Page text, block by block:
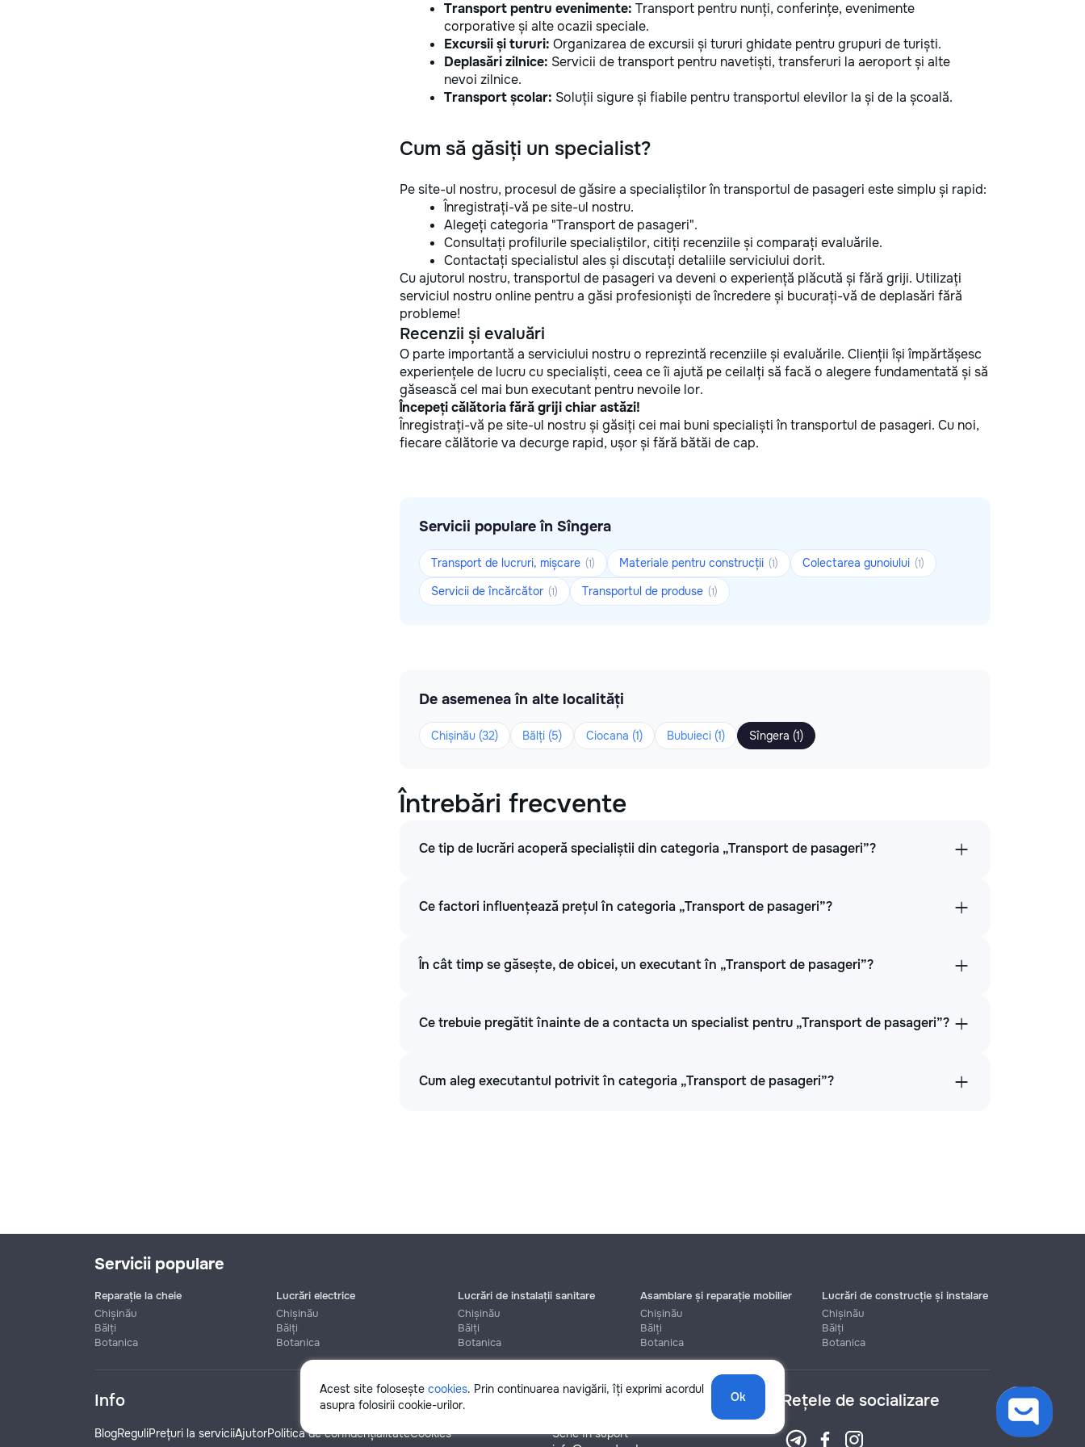
Transport pentru evenimente: Transport pentru nunți, conferințe, evenimente
corporative și alte ocazii speciale.
Excursii și tururi: Organizarea de excursii și tururi ghidate pentru grupuri de turiști.
Deplasări zilnice: Servicii de transport pentru navetiști, transferuri la aeroport și alte
nevoi zilnice.
Transport școlar: Soluții sigure și fiabile pentru transportul elevilor la și de la școală.
Cum să găsiți un specialist?
Pe site-ul nostru, procesul de găsire a specialiștilor în transportul de pasageri este simplu și rapid:
Înregistrați-vă pe site-ul nostru.
Alegeți categoria "Transport de pasageri".
Consultați profilurile specialiștilor, citiți recenziile și comparați evaluările.
Contactați specialistul ales și discutați detaliile serviciului dorit.
Cu ajutorul nostru, transportul de pasageri va deveni o experiență plăcută și fără griji. Utilizați
serviciul nostru online pentru a găsi profesioniști de încredere și bucurați-vă de deplasări fără
probleme!
Recenzii și evaluări
O parte importantă a serviciului nostru o reprezintă recenziile și evaluările. Clienții își împărtășesc
experiențele de lucru cu specialiști, ceea ce îi ajută pe ceilalți să facă o alegere fundamentată și să
găsească cel mai bun executant pentru nevoile lor.
Începeți călătoria fără griji chiar astăzi!
Înregistrați-vă pe site-ul nostru și găsiți cei mai buni specialiști în transportul de pasageri. Cu noi,
fiecare călătorie va decurge rapid, ușor și fără bătăi de cap.
Servicii populare în Sîngera
Transport de lucruri, mișcare (1) Materiale pentru construcții (1) Colectarea gunoiului (1)
Servicii de încărcător (1) Transportul de produse (1)
De asemenea în alte localități
Chișinău (32) Bălți (5) Ciocana (1) Bubuieci (1) Sîngera (1)
Întrebări frecvente
Ce tip de lucrări acoperă specialiștii din categoria „Transport de pasageri”?
Ce factori influențează prețul în categoria „Transport de pasageri”?
În cât timp se găsește, de obicei, un executant în „Transport de pasageri”?
Ce trebuie pregătit înainte de a contacta un specialist pentru „Transport de pasageri”?
Cum aleg executantul potrivit în categoria „Transport de pasageri”?
Acest site folosește cookies. Prin continuarea navigării, îți exprimi acordul
asupra folosirii cookie-urilor.
Ok
Servicii populare
Reparație la cheie
Chișinău
Bălți
Botanica
Lucrări electrice
Chișinău
Bălți
Botanica
Lucrări de instalații sanitare
Chișinău
Bălți
Botanica
Asamblare și reparație mobilier
Chișinău
Bălți
Botanica
Lucrări de construcție și instalare
Chișinău
Bălți
Botanica
Info
BlogReguliPrețuri la serviciiAjutorPolitica de confidențialitateCookies
Ajutor
Scrie în suport
Rețele de socializare